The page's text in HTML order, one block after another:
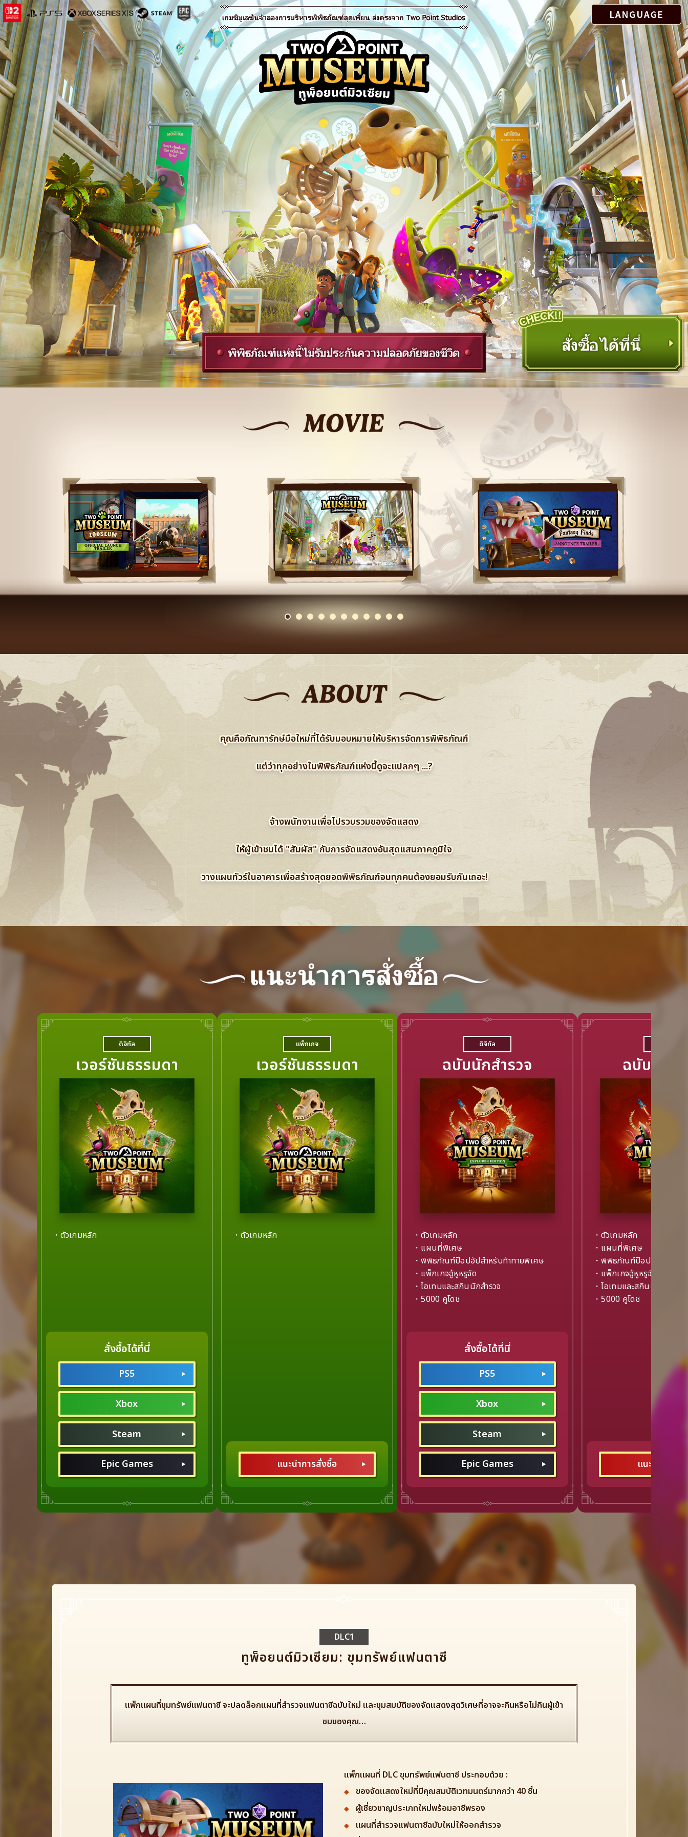
คุณคือภัณฑารักษ์มือใหม่ที่ได้รับมอบหมายให้บริหารจัดการพิพิธภัณฑ์
แต่ว่าทุกอย่างในพิพิธภัณฑ์แห่งนี้ดูจะแปลกๆ ...?
จ้างพนักงานเพื่อไปรวบรวมของจัดแสดง
ให้ผู้เข้าชมได้ "สัมผัส" กับการจัดแสดงอันสุดแสนภาคภูมิใจ
วางแผนทัวร์ในอาคารเพื่อสร้างสุดยอดพิพิธภัณฑ์จนทุกคนต้องยอมรับกันเถอะ!
ดิจิทัล
เวอร์ชันธรรมดา
・ตัวเกมหลัก
สั่งซื้อได้ที่นี่
PS5
Xbox
Steam
Epic Games
แพ็กเกจ
เวอร์ชันธรรมดา
・ตัวเกมหลัก
แนะนำการสั่งซื้อ
ดิจิทัล
ฉบับนักสำรวจ
・ตัวเกมหลัก
・แผนที่พิเศษ
・พิพิธภัณฑ์ป็อปอัปสำหรับท้าทายพิเศษ
・แพ็กเกจอู้หูหรูจัด
・ไอเทมและสกินนักสำรวจ
・5000 คูโดช
สั่งซื้อได้ที่นี่
PS5
Xbox
Steam
Epic Games
ฉบับนักส
・ตัวเกมหลัก
・แผนที่พิเศษ
・พิพิธภัณฑ์ป็อปอัปสำหรับ
・แพ็กเกจอู้หูหรูจัด
・ไอเทมและสกินนักสำรวจ
・5000 คูโดช
แนะนำการสั่
DLC1
ทูพ็อยนต์มิวเซียม: ขุมทรัพย์แฟนตาซี
แพ็กแผนที่ขุมทรัพย์แฟนตาซี จะปลดล็อกแผนที่สำรวจแฟนตาซีฉบับใหม่ และขุมสมบัติของจัดแสดงสุดวิเศษที่อาจจะกินหรือไม่กินผู้เข้า
ชมของคุณ…
แพ็กแผนที่ DLC ขุมทรัพย์แฟนตาซี ประกอบด้วย :
ของจัดแสดงใหม่ที่มีคุณสมบัติเวทมนตร์มากกว่า 40 ชิ้น
ผู้เชี่ยวชาญประเภทใหม่พร้อมอาชีพรอง
แผนที่สำรวจแฟนตาซีฉบับใหม่ให้ออกสำรวจ